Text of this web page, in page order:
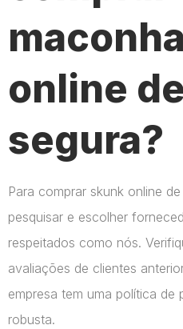
online
segura?
Para comprar skunk online
pesquisar e escolher
respeitados como nós.
avaliações de clientes
empresa tem uma política de
robusta.